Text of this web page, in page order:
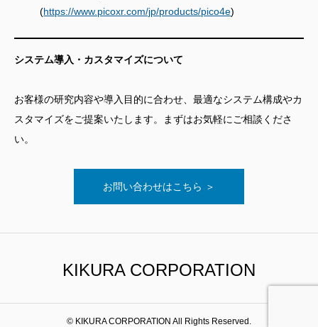
(https://www.picoxr.com/jp/products/pico4e)
システム導入・カスタマイズについて
お客様の研究内容や導入目的に合わせ、最適なシステム構成やカ
スタマイズをご提案いたします。まずはお気軽にご相談くださ
い。
お問い合わせはこちら ＞
KIKURA CORPORATION
© KIKURA CORPORATION All Rights Reserved.